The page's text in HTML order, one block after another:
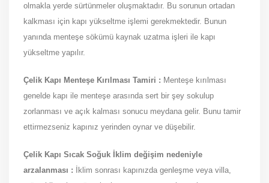
olmakla yerde sürtünmeler oluşmaktadır. Bu sorunun ortadan
kalkması için kapı yükseltme işlemi gerekmektedir. Bunun
yanında menteşe sökümü kaynak uzatma işleri ile kapı
yükseltme yapılır.
Çelik Kapı Menteşe Kırılması Tamiri : Menteşe kırılması
genelde kapı ile menteşe arasında sert bir şey sokulup
zorlanması ve açık kalması sonucu meydana gelir. Bunu tamir
ettirmezseniz kapınız yerinden oynar ve düşebilir.
Çelik Kapı Sıcak Soğuk İklim değişim nedeniyle
arzalanması : İklim sonrası kapınızda genleşme veya villa,